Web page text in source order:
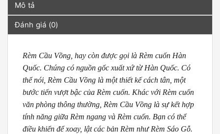
Mô tả
Đánh giá (0)
Rèm Cầu Vồng, hay còn được gọi là Rèm cuốn Hàn
Quốc. Chúng có nguồn gốc xuất xứ từ Hàn Quốc. Có
thể nói, Rèm Cầu Vồng là một thiết kế cách tân, một
bước tiến vượt bậc của Rèm cuốn. Khác với Rèm cuốn
văn phòng thông thường, Rèm Cầu Vồng là sự kết hợp
tính năng giữa Rèm ngang và Rèm cuốn. Bạn có thể
điều khiển để xoay, lật các bản Rèm như Rèm Sáo Gỗ.